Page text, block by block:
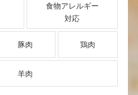
食物アレルギー
対応
豚肉 鶏肉
羊肉